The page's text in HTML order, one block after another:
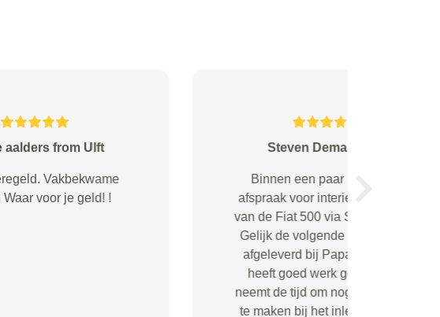
De service was snel, betrouwbaar
en professioneel!